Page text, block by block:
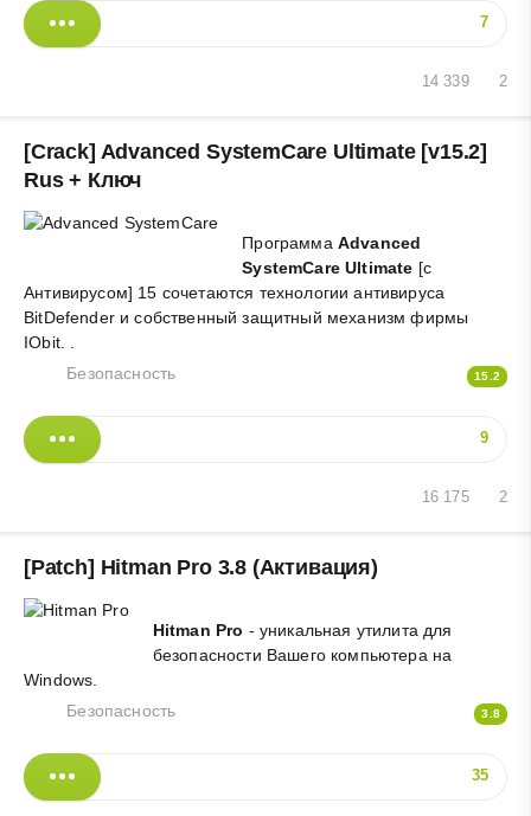
7
2
14 339
[Crack] Advanced SystemCare Ultimate [v15.2]
Rus + Ключ
Программа Advanced
SystemCare Ultimate [с
Антивирусом] 15 сочетаются технологии антивируса
BitDefender и собственный защитный механизм фирмы
IObit. .
Безопасность
15.2
9
2
16 175
[Patch] Hitman Pro 3.8 (Активация)
Hitman Pro - уникальная утилита для
безопасности Вашего компьютера на
Windows.
Безопасность
3.8
35